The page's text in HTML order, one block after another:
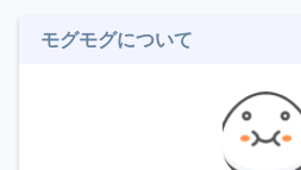
モグモグについて